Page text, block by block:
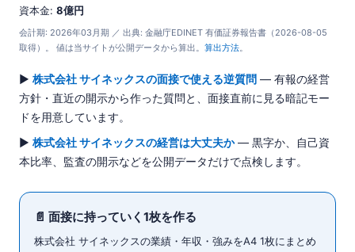
資本金: 8億円
会計期: 2026年03月期 ／ 出典: 金融庁EDINET 有価証券報告書（2026-08-05
取得）。 値は当サイトが公開データから算出。 算出方法。
▶ 株式会社 サイネックスの面接で使える逆質問 — 有報の経営
方針・直近の開示から作った質問と、面接直前に見る暗記モー
ドを用意しています。
▶ 株式会社 サイネックスの経営は大丈夫か— 黒字か、自己資
本比率、監査の開示などを公開データだけで点検します。
📄 面接に持っていく1枚を作る
株式会社 サイネックスの業績・年収・強みをA4 1枚にまとめ